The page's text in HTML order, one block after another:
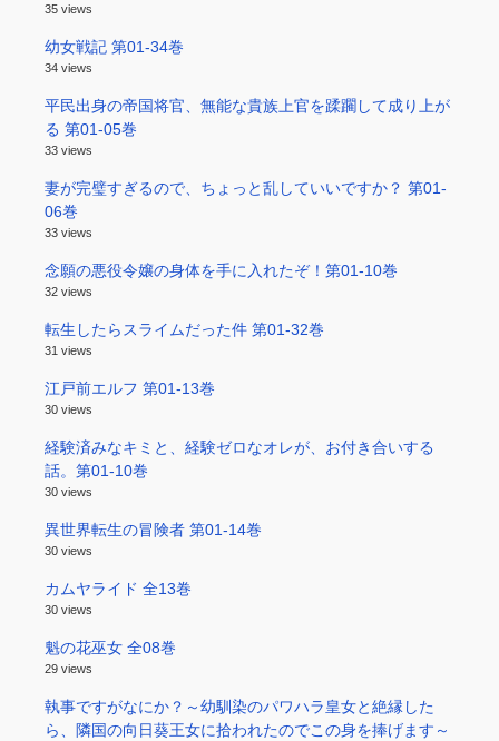
35 views
幼女戦記 第01-34巻
34 views
平民出身の帝国将官、無能な貴族上官を蹂躙して成り上が
る 第01-05巻
33 views
妻が完璧すぎるので、ちょっと乱していいですか？ 第01-
06巻
33 views
念願の悪役令嬢の身体を手に入れたぞ！第01-10巻
32 views
転生したらスライムだった件 第01-32巻
31 views
江戸前エルフ 第01-13巻
30 views
経験済みなキミと、経験ゼロなオレが、お付き合いする
話。第01-10巻
30 views
異世界転生の冒険者 第01-14巻
30 views
カムヤライド 全13巻
30 views
魁の花巫女 全08巻
29 views
執事ですがなにか？～幼馴染のパワハラ皇女と絶縁した
ら、隣国の向日葵王女に拾われたのでこの身を捧げます～